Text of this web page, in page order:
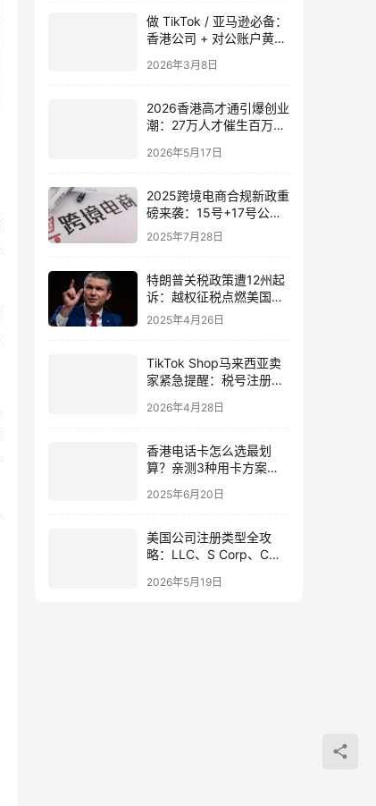
做 TikTok / 亚马逊必备：
香港公司 + 对公账户黄金
2026年3月8日
2026香港高才通引爆创业
潮：27万人才催生百万级
2026年5月17日
2025跨境电商合规新政重
磅来袭：15号+17号公告
构建数据闭环，税务监管
全面升级
2025年7月28日
特朗普关税政策遭12州起
诉：越权征税点燃美国政
坛（内战火药桶）
2025年4月26日
TikTok Shop马来西亚卖
家紧急提醒：税号注册倒
2026年4月28日
香港电话卡怎么选最划
算？亲测3种用卡方案对
2025年6月20日
美国公司注册类型全攻
略：LLC、S Corp、C
（2026最新政策）
2026年5月19日